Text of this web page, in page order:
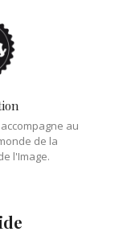
au
de la
l'Image.